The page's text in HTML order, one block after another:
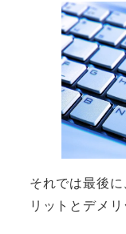
それでは最後
リットとデメ